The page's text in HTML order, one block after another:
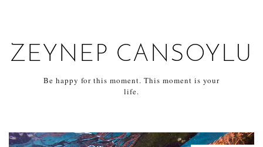
ZEYNEP CANSOYLU
Be happy for this moment. This moment is your
life.